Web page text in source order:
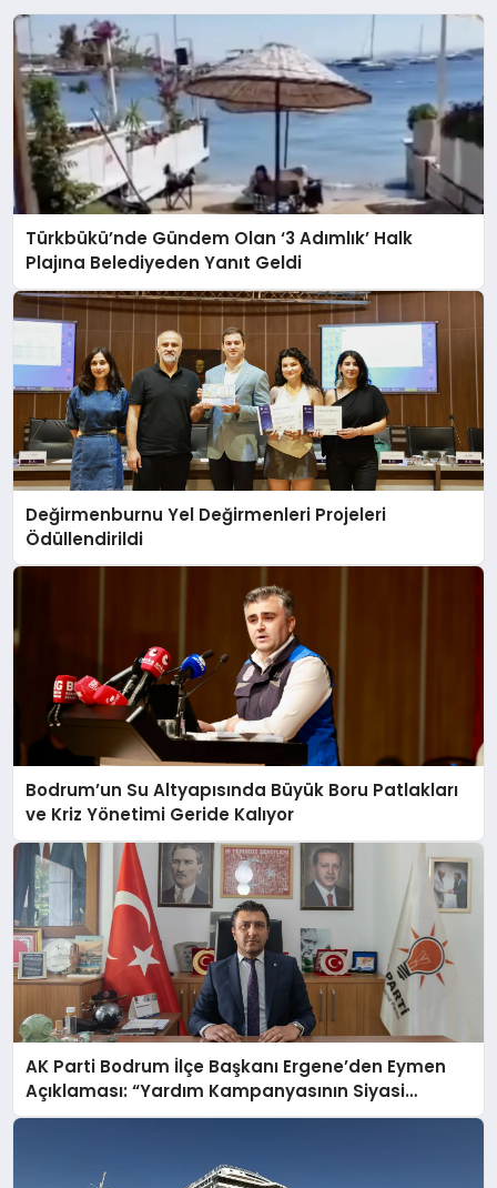
Türkbükü’nde Gündem Olan ‘3 Adımlık’ Halk
Plajına Belediyeden Yanıt Geldi
Değirmenburnu Yel Değirmenleri Projeleri
Ödüllendirildi
Bodrum’un Su Altyapısında Büyük Boru Patlakları
ve Kriz Yönetimi Geride Kalıyor
AK Parti Bodrum İlçe Başkanı Ergene’den Eymen
Açıklaması: “Yardım Kampanyasının Siyasi
Malzeme Yapılmasını Kınıyorum”